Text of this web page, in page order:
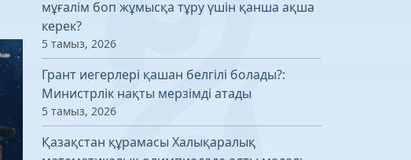
мұғалім боп жұмысқа тұру үшін қанша ақша
керек?
5 тамыз, 2026
Грант иегерлері қашан белгілі болады?:
Министрлік нақты мерзімді атады
5 тамыз, 2026
Қазақстан құрамасы Халықаралық